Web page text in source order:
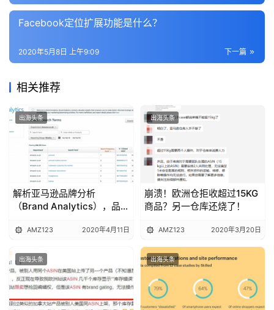
推
营
实
战
案
例
拆
操
盘
手
Facebook定位扩展功能是什么？
下一篇
2020年5月8日 上午9:09
相关推荐
出海头条
解析亚马逊品牌分析
（Brand Analytics），品牌
AMZ123 2020年4月11日
出海头条
崩溃！欧洲仓拒收超过15KG
商品？另一仓库还烧了！
AMZ123 2020年3月20日
出海头条 出海头条